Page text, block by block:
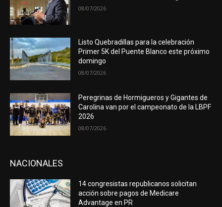
08/07/2026
Listo Quebradillas para la celebración
Primer 5K del Puente Blanco este próximo
domingo
08/07/2026
Peregrinas de Hormigueros y Gigantes de
Carolina van por el campeonato de la LBPF
2026
08/07/2026
NACIONALES
14 congresistas republicanos solicitan
acción sobre pagos de Medicare
Advantage en PR